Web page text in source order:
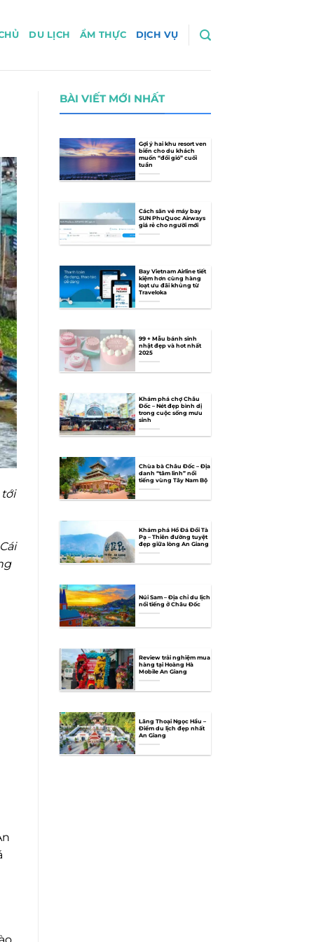
DU LỊCH ẨM THỰC DỊCH VỤ
BÀI VIẾT MỚI NHẤT
Gợi ý hai khu resort ven
biển cho du khách
muốn “đổi gió” cuối
tuần
Cách săn vé máy bay
SUN PhuQuoc Airways
giá rẻ cho người mới
Bay Vietnam Airline tiết
kiệm hơn cùng hàng
loạt ưu đãi khủng từ
Traveloka
99 + Mẫu bánh sinh
nhật đẹp và hot nhất
2025
Khám phá chợ Châu
Đốc – Nét đẹp bình dị
trong cuộc sống mưu
sinh
Chùa bà Châu Đốc – Địa
danh “tâm linh” nổi
tiếng vùng Tây Nam Bộ
Khám phá Hồ Đá Đồi Tà
Pạ – Thiên đường tuyệt
đẹp giữa lòng An Giang
Núi Sam – Địa chỉ du lịch
nổi tiếng ở Châu Đốc
Review trải nghiệm mua
hàng tại Hoàng Hà
Mobile An Giang
Lăng Thoại Ngọc Hầu –
Điểm du lịch đẹp nhất
An Giang